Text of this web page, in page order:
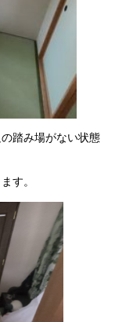
踏み場がない状態
す。